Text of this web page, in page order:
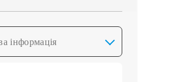
інформація